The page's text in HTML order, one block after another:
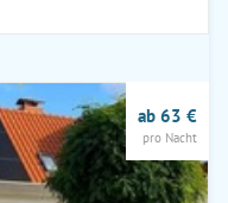
ab 63 €
pro Nacht